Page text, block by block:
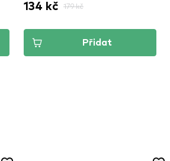
134 kč 179 kč
Přidat